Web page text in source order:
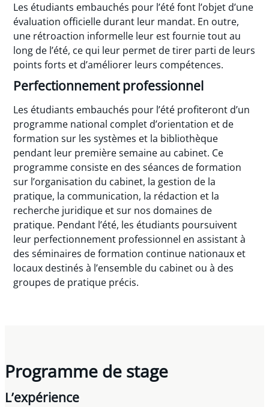
Les étudiants embauchés pour l’été font l’objet d’une
évaluation officielle durant leur mandat. En outre,
une rétroaction informelle leur est fournie tout au
long de l’été, ce qui leur permet de tirer parti de leurs
points forts et d’améliorer leurs compétences.
Perfectionnement professionnel
Les étudiants embauchés pour l’été profiteront d’un
programme national complet d’orientation et de
formation sur les systèmes et la bibliothèque
pendant leur première semaine au cabinet. Ce
programme consiste en des séances de formation
sur l’organisation du cabinet, la gestion de la
pratique, la communication, la rédaction et la
recherche juridique et sur nos domaines de
pratique. Pendant l’été, les étudiants poursuivent
leur perfectionnement professionnel en assistant à
des séminaires de formation continue nationaux et
locaux destinés à l’ensemble du cabinet ou à des
groupes de pratique précis.
Programme de stage
L’expérience